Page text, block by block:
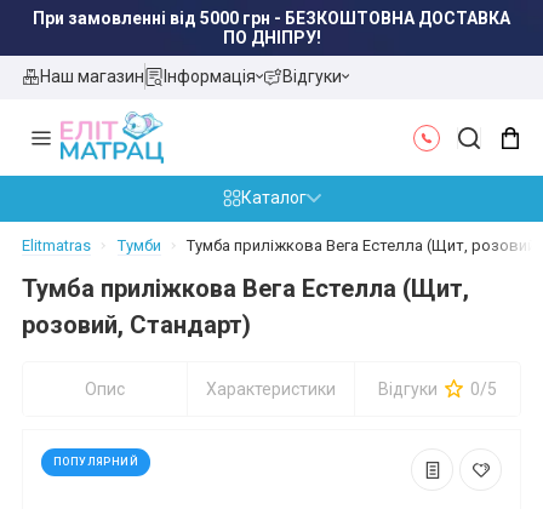
При замовленні від 5000 грн - БЕЗКОШТОВНА ДОСТАВКА
ПО ДНІПРУ!
Наш магазин
Інформація Відгуки
Каталог
Elitmatras Тумби Тумба приліжкова Вега Естелла (Щит,
Тумба приліжкова Вега Естелла (Щит,
розовий, Стандарт)
Опис Характеристики Відгуки 0/5
ПОПУЛЯРНИЙ